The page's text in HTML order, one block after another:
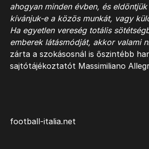
ahogyan minden évben, és
kívánjuk-e a közös munkát, vagy
Ha egyetlen vereség totális
emberek látásmódját, akkor valami
zárta a szokásosnál is őszintébb
sajtótájékoztatót Massimiliano
football-italia.net